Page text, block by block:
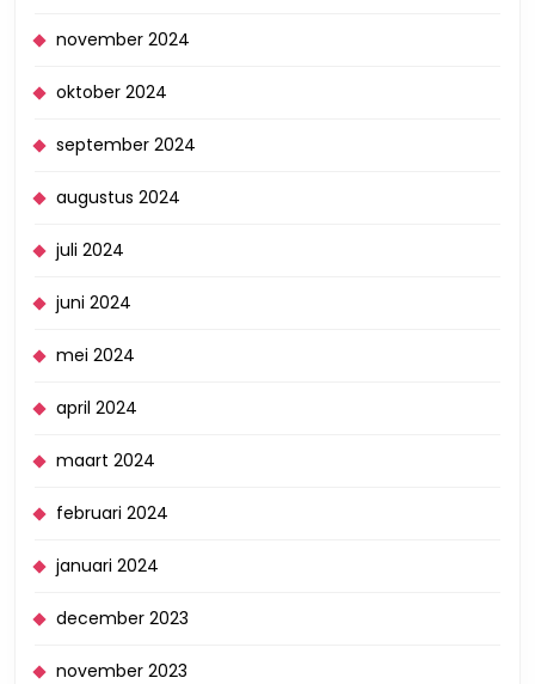
november 2024
oktober 2024
september 2024
augustus 2024
juli 2024
juni 2024
mei 2024
april 2024
maart 2024
februari 2024
januari 2024
december 2023
november 2023